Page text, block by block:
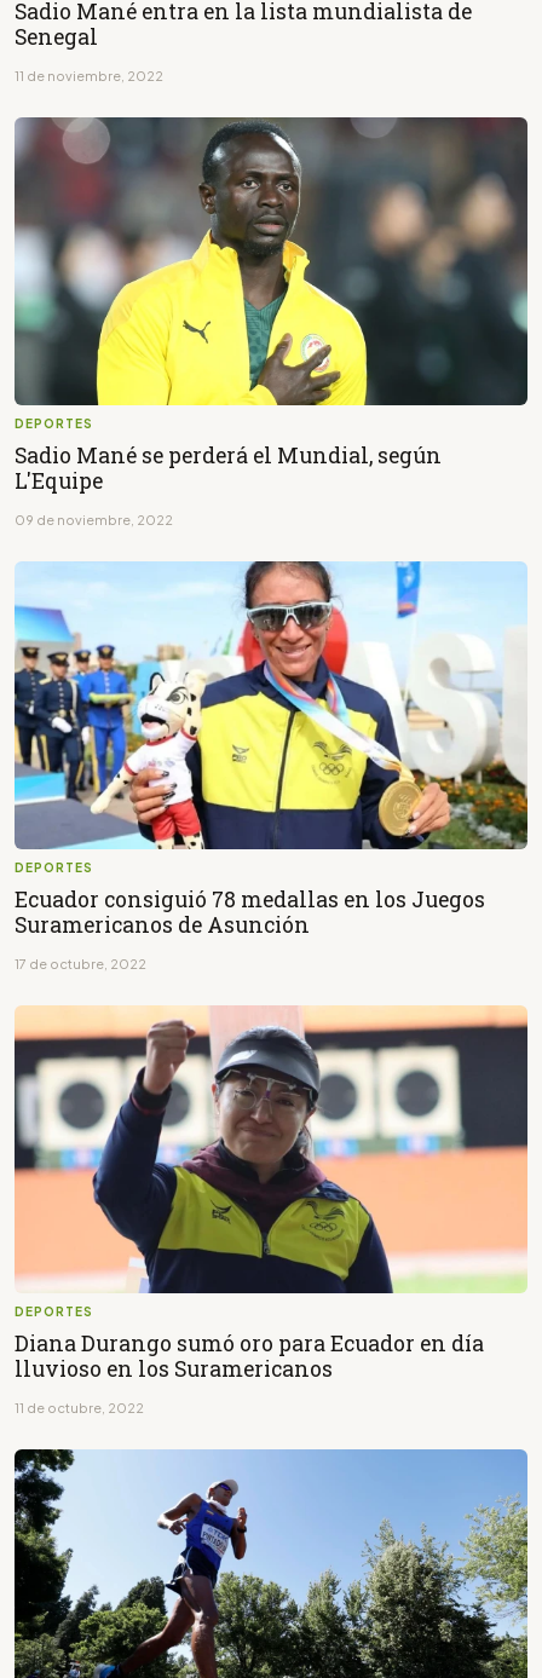
Sadio Mané entra en la lista mundialista de
Senegal
11 de noviembre, 2022
DEPORTES
Sadio Mané se perderá el Mundial, según
L'Equipe
09 de noviembre, 2022
DEPORTES
Ecuador consiguió 78 medallas en los Juegos
Suramericanos de Asunción
17 de octubre, 2022
DEPORTES
Diana Durango sumó oro para Ecuador en día
lluvioso en los Suramericanos
11 de octubre, 2022